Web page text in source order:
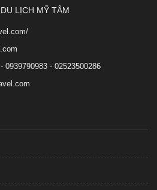
LỊCH MỸ TÂM
0939790983 - 02523500286